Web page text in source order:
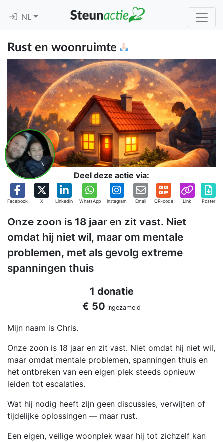
NL
Rust en woonruimte
Deel deze actie via:
Facebook X Linkedin WhatsApp Instagram Email QR-code Link Poster
Onze zoon is 18 jaar en zit vast. Niet
omdat hij niet wil, maar om mentale
problemen, met als gevolg extreme
spanningen thuis
1 donatie
€ 50 ingezameld
Mijn naam is Chris.
Onze zoon is 18 jaar en zit vast. Niet omdat hij niet wil,
maar omdat mentale problemen, spanningen thuis en
het ontbreken van een eigen plek steeds opnieuw
leiden tot escalaties.
Wat hij nodig heeft zijn geen discussies, verwijten of
tijdelijke oplossingen — maar rust.
Een eigen, veilige woonplek waar hij tot zichzelf kan